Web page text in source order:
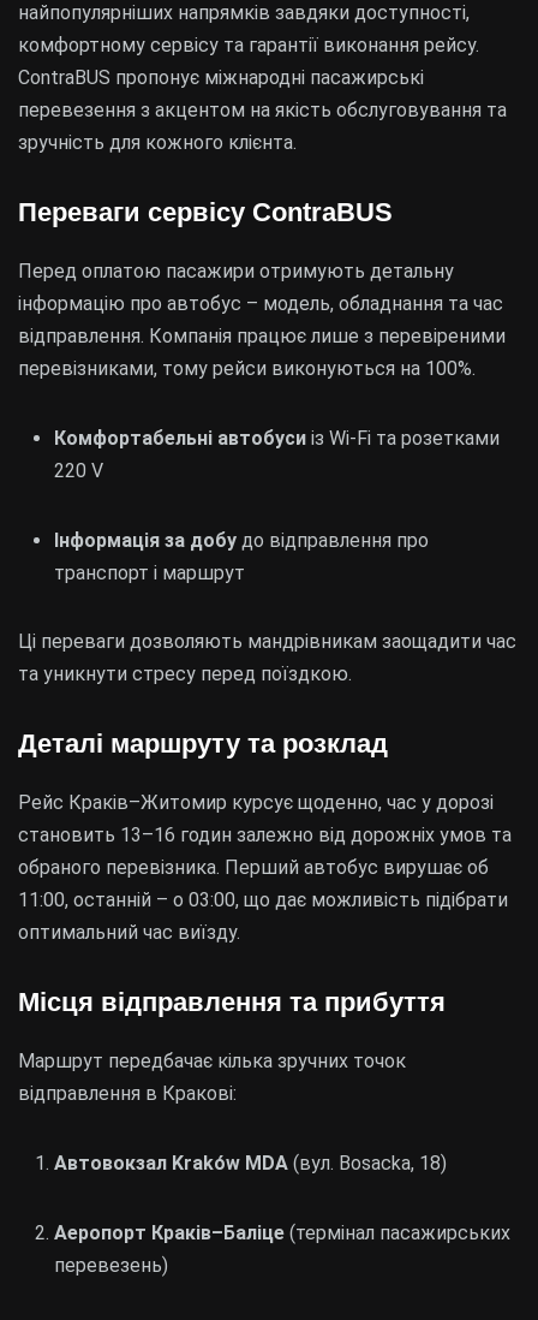
найпопулярніших напрямків завдяки доступності,
комфортному сервісу та гарантії виконання рейсу.
ContraBUS пропонує міжнародні пасажирські
перевезення з акцентом на якість обслуговування та
зручність для кожного клієнта.
Переваги сервісу ContraBUS
Перед оплатою пасажири отримують детальну
інформацію про автобус – модель, обладнання та час
відправлення. Компанія працює лише з перевіреними
перевізниками, тому рейси виконуються на 100%.
Комфортабельні автобуси із Wi-Fi та розетками
220 V
Інформація за добу до відправлення про
транспорт і маршрут
Ці переваги дозволяють мандрівникам заощадити час
та уникнути стресу перед поїздкою.
Деталі маршруту та розклад
Рейс Краків–Житомир курсує щоденно, час у дорозі
становить 13–16 годин залежно від дорожніх умов та
обраного перевізника. Перший автобус вирушає об
11:00, останній – о 03:00, що дає можливість підібрати
оптимальний час виїзду.
Місця відправлення та прибуття
Маршрут передбачає кілька зручних точок
відправлення в Кракові:
Автовокзал Kraków MDA (вул. Bosacka, 18)
Аеропорт Краків–Баліце (термінал пасажирських
перевезень)